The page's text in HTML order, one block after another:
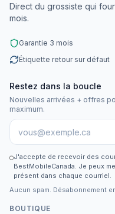
Direct du grossiste qui
mois.
Garantie 3 mois
Étiquette retour sur défaut
Restez dans la boucle
Nouvelles arrivées + offres
maximum.
J'accepte de recevoir des
BestMobileCanada. Je peux
présent dans chaque courriel.
Aucun spam. Désabonnement
BOUTIQUE